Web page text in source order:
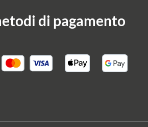
di pagamento